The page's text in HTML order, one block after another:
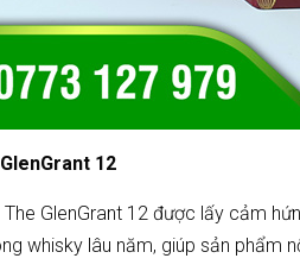
12
GlenGrant 12 được lấy cảm
whisky lâu năm, giúp sản phẩm